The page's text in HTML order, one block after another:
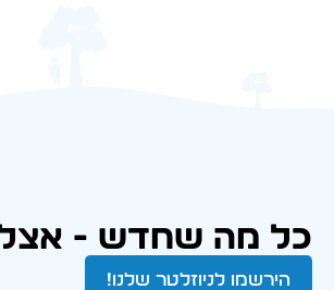
כל מה שחדש -
הירשמו לניוזלטר שלנו!